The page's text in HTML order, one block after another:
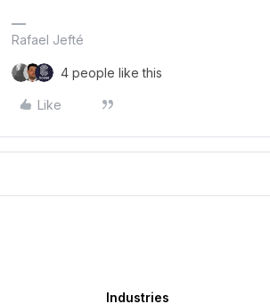
Rafael Jefté
4 people like this
Like
Industries